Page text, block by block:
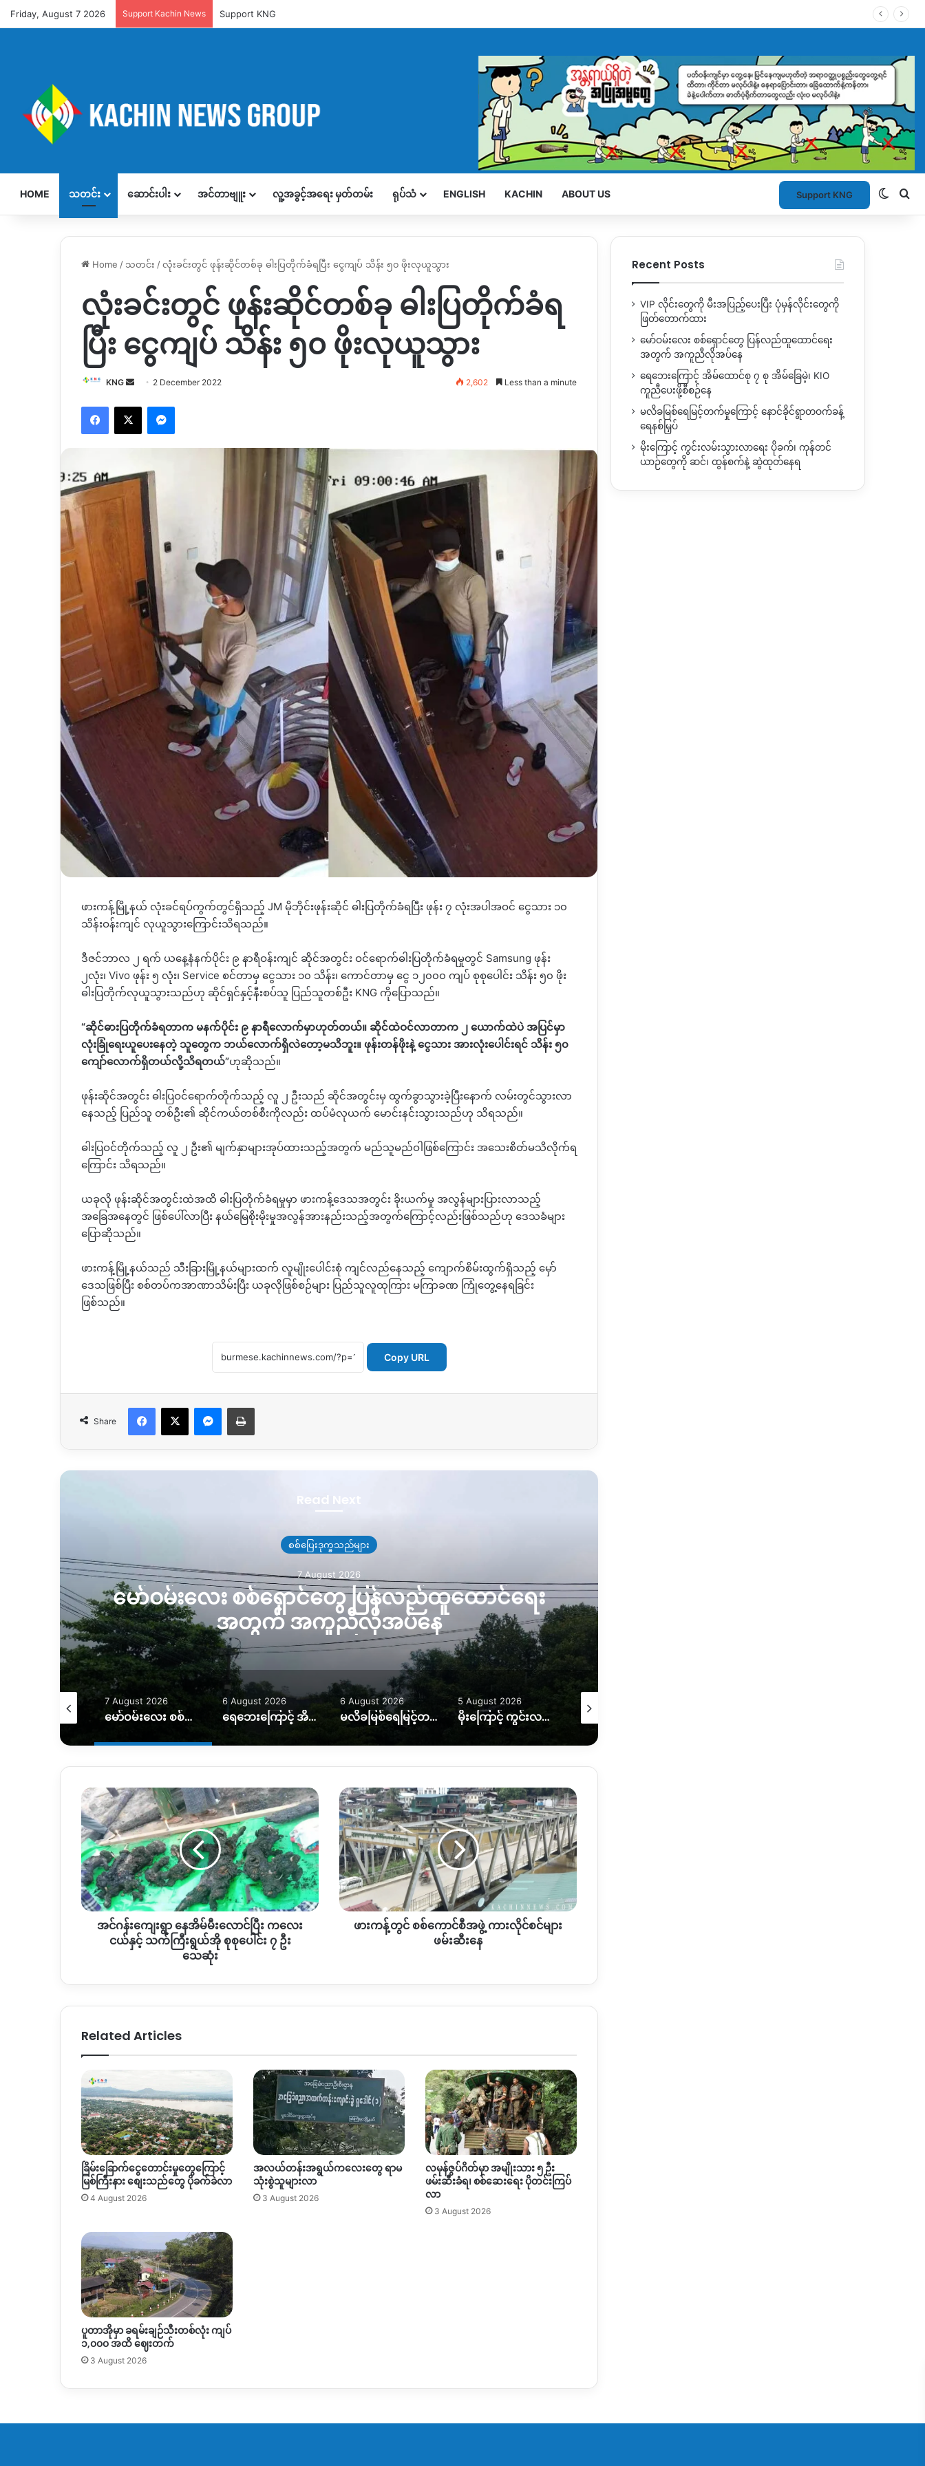
Friday, August 7 2026 Support Kachin News Support KNG
HOME သတင်း ဆောင်းပါး အင်တာဗျူး လူ့အခွင့်အရေး မှတ်တမ်း ရုပ်သံ ENGLISH KACHIN ABOUT US Support KNG
Home / သတင်း /လုံးခင်းတွင် ဖုန်းဆိုင်တစ်ခု ဓါးပြတိုက်ခံရပြီး ငွေကျပ် သိန်း ၅၀ ဖိုးလုယူသွား
လုံးခင်းတွင် ဖုန်းဆိုင်တစ်ခု ဓါးပြတိုက်ခံရ
ပြီး ငွေကျပ် သိန်း ၅၀ ဖိုးလုယူသွား
KNG
Send 2 December 2022 2,602 Less than a minute
Facebook
X Messenger
ဖားကန့်မြို့နယ် လုံးခင်ရပ်ကွက်တွင်ရှိသည့် JM မိုဘိုင်းဖုန်းဆိုင် ဓါးပြတိုက်ခံရပြီး ဖုန်း ၇ လုံးအပါအဝင် ငွေသား ၁၀
သိန်းဝန်းကျင် လုယူသွားကြောင်းသိရသည်။
ဒီဇင်ဘာလ ၂ ရက် ယနေ့နံနက်ပိုင်း ၉ နာရီဝန်းကျင် ဆိုင်အတွင်း ဝင်ရောက်ဓါးပြတိုက်ခံရမှုတွင် Samsung ဖုန်း
၂လုံး၊ Vivo ဖုန်း ၅ လုံး၊ Service စင်တာမှ ငွေသား ၁၀ သိန်း၊ ကောင်တာမှ ငွေ ၁၂၀၀၀ ကျပ် စုစုပေါင်း သိန်း ၅၀ ဖိုး
ဓါးပြတိုက်လုယူသွားသည်ဟု ဆိုင်ရှင်နှင့်နီးစပ်သူ ပြည်သူတစ်ဦး KNG ကိုပြောသည်။
“ဆိုင်ဓားပြတိုက်ခံရတာက မနက်ပိုင်း ၉ နာရီလောက်မှာဟုတ်တယ်။ ဆိုင်ထဲဝင်လာတာက ၂ ယောက်ထဲပဲ အပြင်မှာ
လုံးခြုံရေးယူပေးနေတဲ့ သူတွေက ဘယ်လောက်ရှိလဲတော့မသိဘူး။ ဖုန်းတန်ဖိုးနဲ့ ငွေသား အားလုံးပေါင်းရင် သိန်း ၅၀
ကျော်လောက်ရှိတယ်လို့သိရတယ်”ဟုဆိုသည်။
ဖုန်းဆိုင်အတွင်း ဓါးပြဝင်ရောက်တိုက်သည့် လူ ၂ ဦးသည် ဆိုင်အတွင်းမှ ထွက်ခွာသွားခဲ့ပြီးနောက် လမ်းတွင်သွားလာ
နေသည့် ပြည်သူ တစ်ဦး၏ ဆိုင်ကယ်တစ်စီးကိုလည်း ထပ်မံလုယက် မောင်းနင်းသွားသည်ဟု သိရသည်။
ဓါးပြဝင်တိုက်သည့် လူ ၂ ဦး၏ မျက်နှာများအုပ်ထားသည့်အတွက် မည်သူမည်ဝါဖြစ်ကြောင်း အသေးစိတ်မသိလိုက်ရ
ကြောင်း သိရသည်။
ယခုလို ဖုန်းဆိုင်အတွင်းထဲအထိ ဓါးပြတိုက်ခံရမှုမှာ ဖားကန့်ဒေသအတွင်း ခိုးယက်မှု အလွန်များပြားလာသည့်
အခြေအနေတွင် ဖြစ်ပေါ်လာပြီး နယ်မြေစိုးမိုးမှုအလွန်အားနည်းသည့်အတွက်ကြောင့်လည်းဖြစ်သည်ဟု ဒေသခံများ
ပြောဆိုသည်။
ဖားကန့်မြို့နယ်သည် သီးခြားမြို့နယ်များထက် လူမျိုးပေါင်းစုံ ကျင်လည်နေသည့် ကျောက်စိမ်းထွက်ရှိသည့် မှော်
ဒေသဖြစ်ပြီး စစ်တပ်ကအာဏာသိမ်းပြီး ယခုလိုဖြစ်စဉ်များ ပြည်သူလူထုကြား မကြာခဏ ကြုံတွေ့နေရခြင်း
ဖြစ်သည်။
Copy URL
Share
Facebook
X Messenger
Print
Read Next
စစ်ပြေးဒုက္ခသည်များ
7 August 2026
မော်ဝမ်းလေး စစ်ရှောင်တွေ ပြန်လည်ထူထောင်ရေး
အတွက် အကူညီလိုအပ်နေ
7 August 2026
မော်ဝမ်းလေး စစ်ရှောင်တွေ ပြန်လည်ထူထောင်ရေးအတွက် အကူညီလိုအပ်နေ
6 August 2026
ရေဘေးကြောင့် အိမ်ထောင်စု ၇ စု အိမ်ခြေမဲ့၊ KIO ကူညီပေးဖို့စီစဉ်နေ
6 August 2026
မလိခမြစ်ရေမြင့်တက်မှုကြောင့် နောင်ခိုင်ရွာတဝက်ခန့်ရေနစ်မြှပ်
5 August 2026
မိုးကြောင့် ကွင်းလမ်းသွားလာရေး ပိုခက်၊ ကုန်တင်ယာဉ်တွေကို ဆင်၊ ထွန်စက်နဲ့ ဆွဲထုတ်နေရ
အင်
ဂ
န်း
ကျေးရွာ
နေအိမ်
မီးလောင်
ပြီး
ကလေး
ငယ်
သက်ကြီး
အင်ဂန်းကျေးရွာ နေအိမ်မီးလောင်ပြီး ကလေး
ငယ်နှင့် သက်ကြီးရွယ်အို စုစုပေါင်း ၇ ဦး
သေဆုံး
ဖား
ကန့်
တွင်
စစ်
ကောင်စီ
အဖွဲ့
ကား
လိုင်စင်
များ
ဖမ်းဆီး
ဖားကန့်တွင် စစ်ကောင်စီအဖွဲ့ ကားလိုင်စင်များ
ဖမ်းဆီးနေ
Related Articles
ခြိမ်းခြောက်ငွေတောင်းမှုတွေကြောင့်
မြစ်ကြီးနား စျေးသည်တွေ ပိုခက်ခဲလာ
4 August 2026
အလယ်တန်းအရွယ်ကလေးတွေ ရာမ
သုံးစွဲသူများလာ
3 August 2026
လမုန်ဇွပ်ဂိတ်မှာ အမျိုးသား ၅ ဦး
ဖမ်းဆီးခံရ၊ စစ်ဆေးရေး ပိုတင်းကြပ်
လာ
3 August 2026
ပူတာအိုမှာ ခရမ်းချဉ်သီးတစ်လုံး ကျပ်
၁,၀၀၀ အထိ ဈေးတက်
3 August 2026
Recent Posts
VIP လိုင်းတွေကို မီးအပြည့်ပေးပြီး ပုံမှန်လိုင်းတွေကို
ဖြတ်တောက်ထား
မော်ဝမ်းလေး စစ်ရှောင်တွေ ပြန်လည်ထူထောင်ရေး
အတွက် အကူညီလိုအပ်နေ
ရေဘေးကြောင့် အိမ်ထောင်စု ၇ စု အိမ်ခြေမဲ့၊ KIO
ကူညီပေးဖို့စီစဉ်နေ
မလိခမြစ်ရေမြင့်တက်မှုကြောင့် နောင်ခိုင်ရွာတဝက်ခန့်
ရေနစ်မြှပ်
မိုးကြောင့် ကွင်းလမ်းသွားလာရေး ပိုခက်၊ ကုန်တင်
ယာဉ်တွေကို ဆင်၊ ထွန်စက်နဲ့ ဆွဲထုတ်နေရ